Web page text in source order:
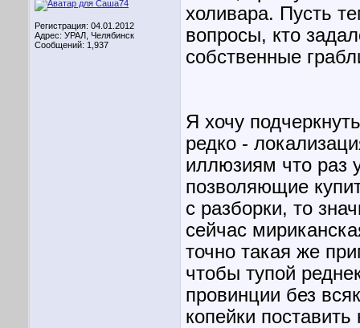
Регистрация: 04.01.2012
Адрес: УРАЛ, Челябинск
Сообщений: 1,937
холивара. Пусть
вопросы, кто
собственные
Я хочу
редко -
иллюзиям что раз
позволяющие
с разборки, то
сейчас
точно такая же
чтобы тупой
провинции без
копейки